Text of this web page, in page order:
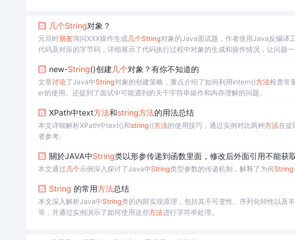
几个String对象？
元旦时朋友询问XXX操作生成几个String对象的Java面试题，作者使用Java反编译
代码及对应的字节码，详细展示了代码执行过程中对象的生成和操作情况，让问题一
new-String()创建几个对象？有你不知道的
文章讨论了Java中String对象的创建策略，重点介绍了如何利用intern()方法检查常
er的使用。还提到了面试中可能遇到的关于字符串操作和内存理解的问题。
XPath中text方法和string方法的用法总结
本文详细解析XPath中text()和string()方法的使用技巧，通过实例对比两种方法在提
者参考。
關於JAVA中String类以形参传递到函数里面，修改后外面引用不能获
本文通过 几个示例深入探讨了Java中String类型参数的传递机制，解释了为何String
String 的常用方法总结
本文深入解析Java中String类的内部实现原理，包括其不可变性、序列化特性以及
等，并通过实例演示了如何使用这些方法进行字符串处理。